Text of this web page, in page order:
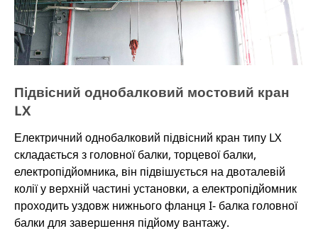
Підвісний однобалковий мостовий кран
LX
Електричний однобалковий підвісний кран типу LX
складається з головної балки, торцевої балки,
електропідйомника, він підвішується на двоталевій
колії у верхній частині установки, а електропідйомник
проходить уздовж нижнього фланця I- балка головної
балки для завершення підйому вантажу.